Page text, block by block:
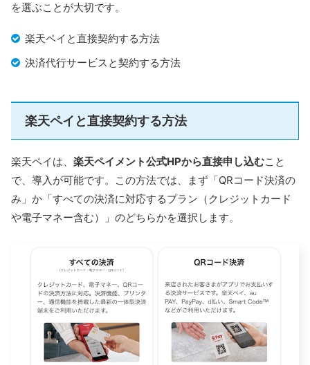
を選ぶことが大切です。
楽天ペイと直接契約する方法
決済代行サービスと契約する方法
楽天ペイと直接契約する方法
楽天ペイは、 楽天ペイメント公式HPから直接申し込むこと
で、導入が可能です。この方法では、まず「QRコード決済の
み」か「すべての決済に対応するプラン（クレジットカード
や電子マネー含む）」のどちらかを選択します。